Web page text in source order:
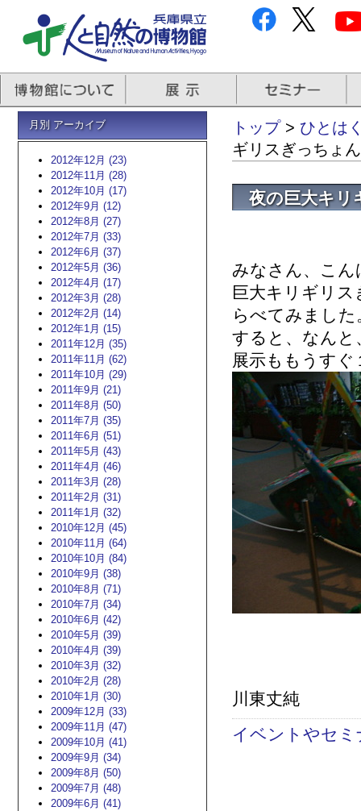
月別 アーカイブ
2012年12月 (23)
2012年11月 (28)
2012年10月 (17)
2012年9月 (12)
2012年8月 (27)
2012年7月 (33)
2012年6月 (37)
2012年5月 (36)
2012年4月 (17)
2012年3月 (28)
2012年2月 (14)
2012年1月 (15)
2011年12月 (35)
2011年11月 (62)
2011年10月 (29)
2011年9月 (21)
2011年8月 (50)
2011年7月 (35)
2011年6月 (51)
2011年5月 (43)
2011年4月 (46)
2011年3月 (28)
2011年2月 (31)
2011年1月 (32)
2010年12月 (45)
2010年11月 (64)
2010年10月 (84)
2010年9月 (38)
2010年8月 (71)
2010年7月 (34)
2010年6月 (42)
2010年5月 (39)
2010年4月 (39)
2010年3月 (32)
2010年2月 (28)
2010年1月 (30)
2009年12月 (33)
2009年11月 (47)
2009年10月 (41)
2009年9月 (34)
2009年8月 (50)
2009年7月 (48)
2009年6月 (41)
トップ> ひとは
ギリスぎっちょ
夜の巨大キリ
みなさん、こ
巨大キリギリ
らべてみました
すると、なん
展示ももうす
川東丈純
イベントやセ